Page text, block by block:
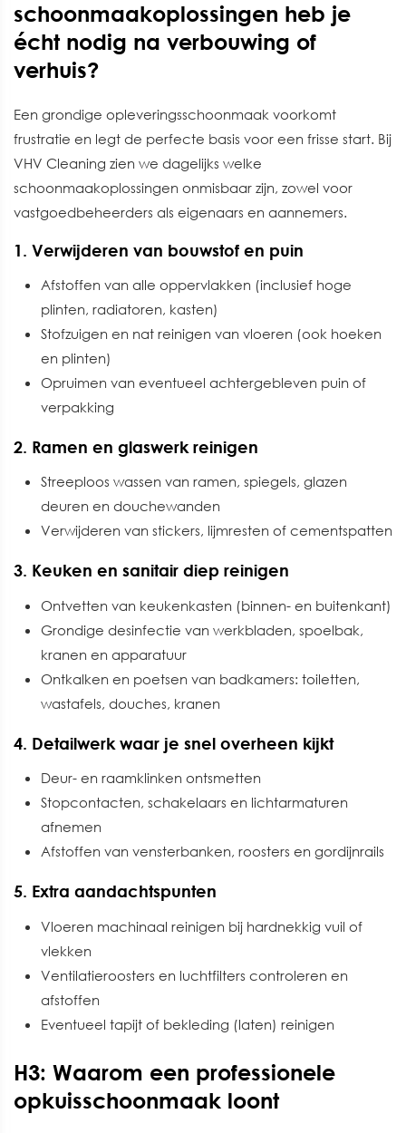
schoonmaakoplossingen heb je
écht nodig na verbouwing of
verhuis?
Een grondige opleveringsschoonmaak voorkomt
frustratie en legt de perfecte basis voor een frisse start. Bij
VHV Cleaning zien we dagelijks welke
schoonmaakoplossingen onmisbaar zijn, zowel voor
vastgoedbeheerders als eigenaars en aannemers.
1. Verwijderen van bouwstof en puin
Afstoffen van alle oppervlakken (inclusief hoge
plinten, radiatoren, kasten)
Stofzuigen en nat reinigen van vloeren (ook hoeken
en plinten)
Opruimen van eventueel achtergebleven puin of
verpakking
2. Ramen en glaswerk reinigen
Streeploos wassen van ramen, spiegels, glazen
deuren en douchewanden
Verwijderen van stickers, lijmresten of cementspatten
3. Keuken en sanitair diep reinigen
Ontvetten van keukenkasten (binnen- en buitenkant)
Grondige desinfectie van werkbladen, spoelbak,
kranen en apparatuur
Ontkalken en poetsen van badkamers: toiletten,
wastafels, douches, kranen
4. Detailwerk waar je snel overheen kijkt
Deur- en raamklinken ontsmetten
Stopcontacten, schakelaars en lichtarmaturen
afnemen
Afstoffen van vensterbanken, roosters en gordijnrails
5. Extra aandachtspunten
Vloeren machinaal reinigen bij hardnekkig vuil of
vlekken
Ventilatieroosters en luchtfilters controleren en
afstoffen
Eventueel tapijt of bekleding (laten) reinigen
H3: Waarom een professionele
opkuisschoonmaak loont